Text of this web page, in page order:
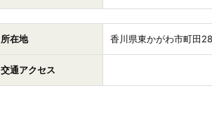
所在地 香川県東かがわ市町田
交通アクセス